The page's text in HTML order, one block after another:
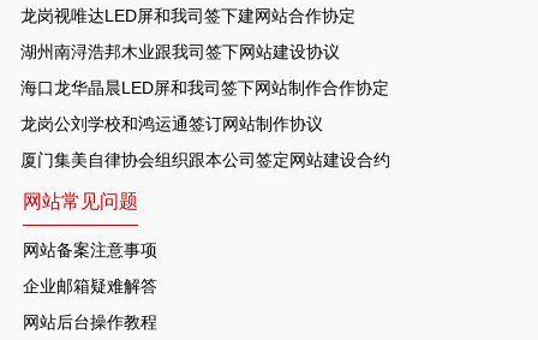
龙岗视唯达LED屏和我司签下建网站合作协定
湖州南浔浩邦木业跟我司签下网站建设协议
海口龙华晶晨LED屏和我司签下网站制作合作协定
龙岗公刘学校和鸿运通签订网站制作协议
厦门集美自律协会组织跟本公司签定网站建设合约
网站常见问题
网站备案注意事项
企业邮箱疑难解答
网站后台操作教程